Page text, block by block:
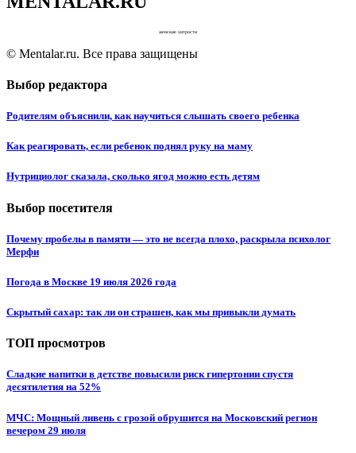
женские хитрости
© Mentalar.ru. Все права защищены
Выбор редактора
Родителям объяснили, как научиться слышать своего ребенка
Как реагировать, если ребенок поднял руку на маму
Нутрициолог сказала, сколько ягод можно есть детям
Выбор посетителя
Почему пробелы в памяти — это не всегда плохо, раскрыла психолог
Мерфи
Погода в Москве 19 июля 2026 года
Скрытый сахар: так ли он страшен, как мы привыкли думать
ТОП просмотров
Сладкие напитки в детстве повысили риск гипертонии спустя
десятилетия на 52%
МЧС: Мощный ливень с грозой обрушится на Московский регион
вечером 29 июля